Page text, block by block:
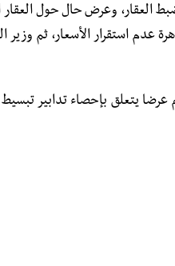
العقار، وعرض حال حول العقار
استقرار الأسعار، ثم وزير
يتعلق بإحصاء تدابير تبسيط